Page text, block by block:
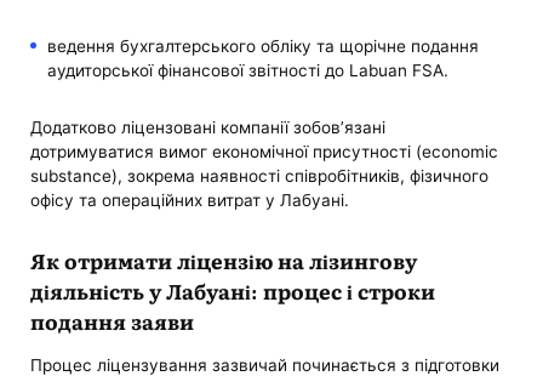
ведення бухгалтерського обліку та щорічне подання
аудиторської фінансової звітності до Labuan FSA.
Додатково ліцензовані компанії зобов’язані
дотримуватися вимог економічної присутності (economic
substance), зокрема наявності співробітників, фізичного
офісу та операційних витрат у Лабуані.
Як отримати ліцензію на лізингову
діяльність у Лабуані: процес і строки
подання заяви
Процес ліцензування зазвичай починається з підготовки